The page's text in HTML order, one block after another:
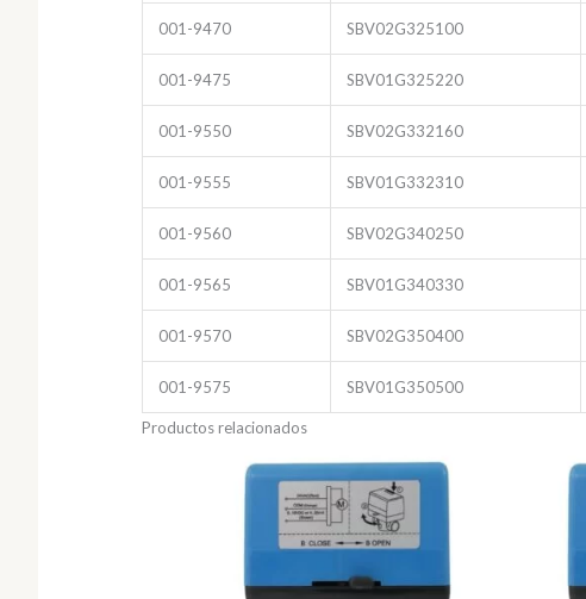
001-9470 SBV02G325100
001-9475 SBV01G325220
001-9550 SBV02G332160
001-9555 SBV01G332310
001-9560 SBV02G340250
001-9565 SBV01G340330
001-9570 SBV02G350400
001-9575 SBV01G350500
Productos relacionados